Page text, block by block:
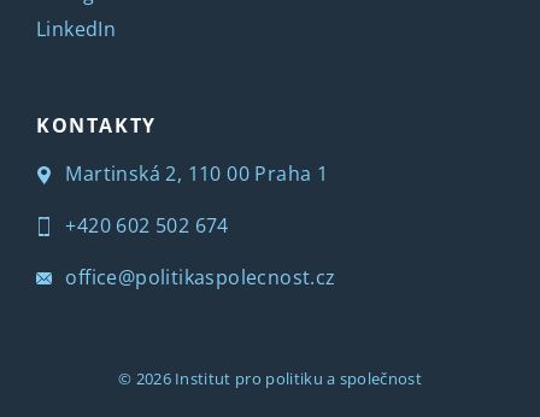
LinkedIn
KONTAKTY
Martinská 2, 110 00 Praha 1
+420 602 502 674
office@politikaspolecnost.cz
© 2026 Institut pro politiku a společnost